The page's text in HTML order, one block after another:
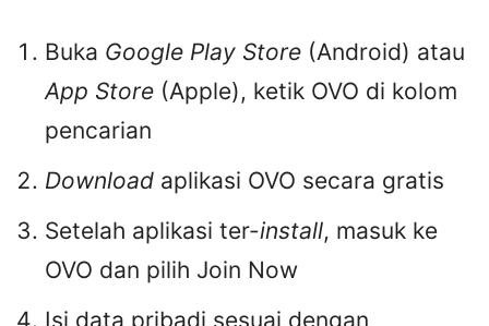
Buka Google Play Store (Android) atau
App Store (Apple), ketik OVO di kolom
pencarian
Download aplikasi OVO secara gratis
Setelah aplikasi ter-install, masuk ke
OVO dan pilih Join Now
Isi data pribadi sesuai dengan